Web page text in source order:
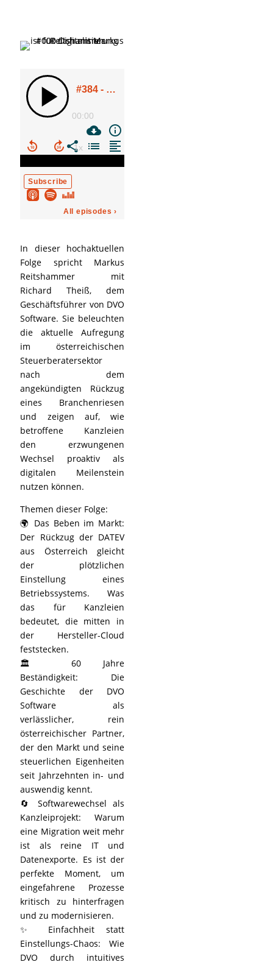
In dieser hochaktuellen
Folge spricht Markus
Reitshammer mit
Richard Theiß, dem
Geschäftsführer von DVO
Software. Sie beleuchten
die aktuelle Aufregung
im österreichischen
Steuerberatersektor
nach dem
angekündigten Rückzug
eines Branchenriesen
und zeigen auf, wie
betroffene Kanzleien
den erzwungenen
Wechsel proaktiv als
digitalen Meilenstein
nutzen können.
Themen dieser Folge:
🌍 Das Beben im Markt:
Der Rückzug der DATEV
aus Österreich gleicht
der plötzlichen
Einstellung eines
Betriebssystems. Was
das für Kanzleien
bedeutet, die mitten in
der Hersteller-Cloud
feststecken.
🏛️ 60 Jahre
Beständigkeit: Die
Geschichte der DVO
Software als
verlässlicher, rein
österreichischer Partner,
der den Markt und seine
steuerlichen Eigenheiten
seit Jahrzehnten in- und
auswendig kennt.
🔄 Softwarewechsel als
Kanzleiprojekt: Warum
eine Migration weit mehr
ist als reine IT und
Datenexporte. Es ist der
perfekte Moment, um
eingefahrene Prozesse
kritisch zu hinterfragen
und zu modernisieren.
✨ Einfachheit statt
Einstellungs-Chaos: Wie
DVO durch intuitives